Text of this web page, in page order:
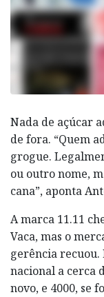
Nada de açúcar
de fora. “Quem
grogue.
ou outro nome,
cana”, aponta
A marca 11.11
Vaca, mas o
gerência recuou.
nacional a cerca
novo, e 4000, se